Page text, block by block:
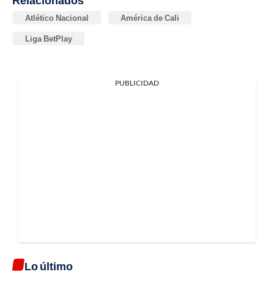
Atlético Nacional América de Cali
Liga BetPlay
PUBLICIDAD
Lo último